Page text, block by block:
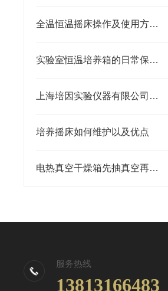
全温恒温摇床操作及使用方法分享
实验室恒温培养箱的日常保养需从几点进行
上海培因实验仪器有限公司精密恒温恒湿箱的一些技术性分析思考解答
培养摇床如何维护以及优点
电热真空干燥箱先抽真空再升温加热的原因分析
服务热线
13813166483